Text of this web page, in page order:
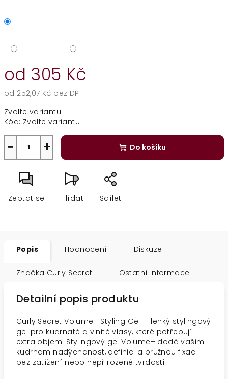
od 305 Kč
od 252,07 Kč bez DPH
cena:
Zvolte variantu
Kód: Zvolte variantu
+
− Do košíku
Zeptat se Hlídat Sdílet
Popis Hodnocení Diskuze
Značka Curly Secret Ostatní informace
Detailní popis produktu
Curly Secret Volume+ Styling Gel - lehký stylingový
gel pro kudrnaté a vlnité vlasy, které potřebují
extra objem. Stylingový gel Volume+ dodá vašim
kudrnam nadýchanost, definici a pružnou fixaci
bez zatížení nebo nepřirozené tvrdosti.